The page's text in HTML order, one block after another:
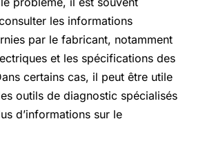
les informations
par le fabricant, notamment
et les spécifications des
certains cas, il peut être utile
outils de diagnostic spécialisés
d’informations sur le